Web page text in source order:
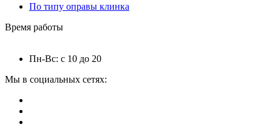
По типу оправы клинка
Время работы
Пн-Вс: с 10 до 20
Мы в социальных сетях: